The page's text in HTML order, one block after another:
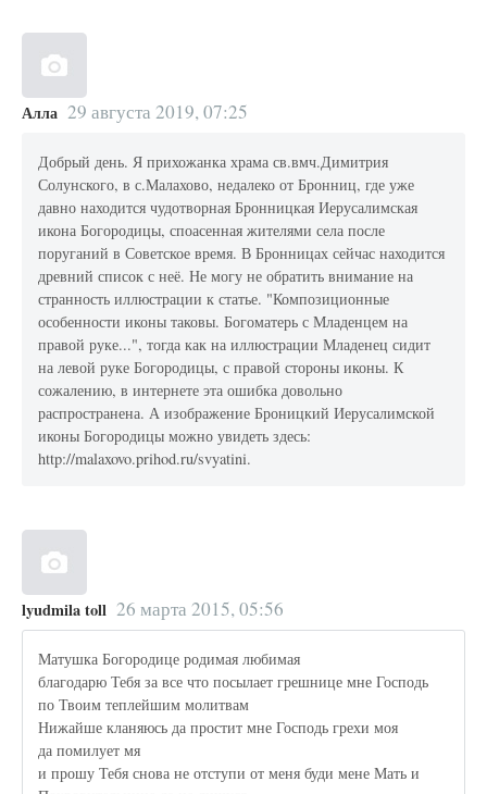
Алла 29 августа 2019, 07:25
Добрый день. Я прихожанка храма св.вмч.Димитрия
Солунского, в с.Малахово, недалеко от Бронниц, где уже
давно находится чудотворная Бронницкая Иерусалимская
икона Богородицы, споасенная жителями села после
поруганий в Советское время. В Бронницах сейчас находится
древний список с неё. Не могу не обратить внимание на
странность иллюстрации к статье. "Композиционные
особенности иконы таковы. Богоматерь с Младенцем на
правой руке...", тогда как на иллюстрации Младенец сидит
на левой руке Богородицы, с правой стороны иконы. К
сожалению, в интернете эта ошибка довольно
распространена. А изображение Броницкий Иерусалимской
иконы Богородицы можно увидеть здесь:
http://malaxovo.prihod.ru/svyatini.
lyudmila toll 26 марта 2015, 05:56
Матушка Богородице родимая любимая
благодарю Тебя за все что посылает грешнице мне Господь
по Твоим теплейшим молитвам
Нижайше кланяюсь да простит мне Господь грехи моя
да помилует мя
и прошу Тебя снова не отступи от меня буди мене Мать и